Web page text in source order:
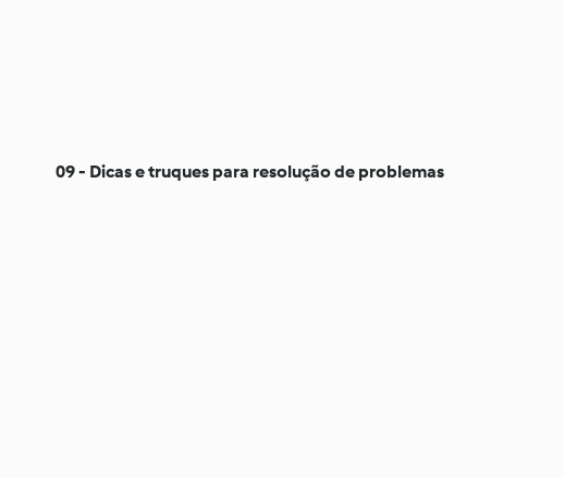
09 - Dicas e truques para resolução de problemas